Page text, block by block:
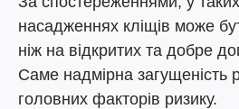
насадженнях кліщів може
ніж на відкритих та добре
Саме надмірна загущеність
головних факторів ризику.